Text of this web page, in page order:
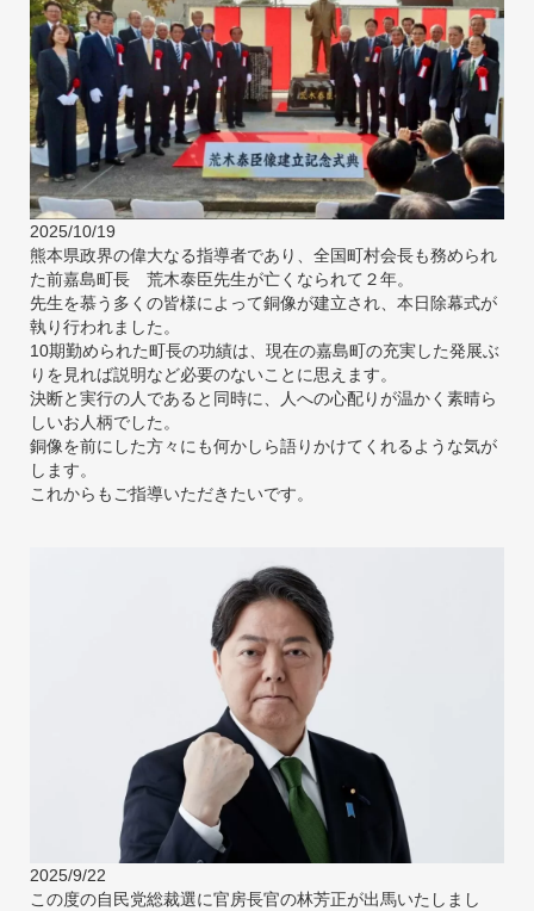
2025/10/19
熊本県政界の偉大なる指導者であり、全国町村会長も務められ
た前嘉島町長 荒木泰臣先生が亡くなられて２年。
先生を慕う多くの皆様によって銅像が建立され、本日除幕式が
執り行われました。
10期勤められた町長の功績は、現在の嘉島町の充実した発展ぶ
りを見れば説明など必要のないことに思えます。
決断と実行の人であると同時に、人への心配りが温かく素晴ら
しいお人柄でした。
銅像を前にした方々にも何かしら語りかけてくれるような気が
します。
これからもご指導いただきたいです。
2025/9/22
この度の自民党総裁選に官房長官の林芳正が出馬いたしまし